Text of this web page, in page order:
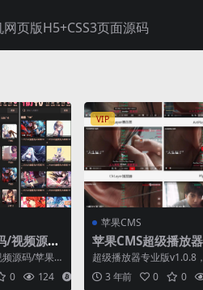
页版H5+CSS3页面源码
/视频源
版本/带
营版
源码/苹果c
则/完美运
0 124
VIP
苹果CMS
苹果CMS超级播放
版V1.0.8：无需授
密
超级播放器专业版v1.0.8
ms用户用的最多，内置
播放器，支持各...
3 年前 0 0